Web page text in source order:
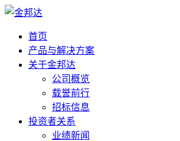
首页
产品与解决方案
关于金邦达
公司概览
载誉前行
招标信息
投资者关系
业绩新闻